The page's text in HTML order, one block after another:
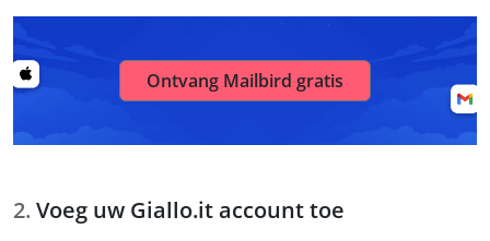
Ontvang Mailbird gratis
Voeg uw Giallo.it account toe